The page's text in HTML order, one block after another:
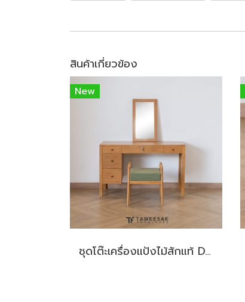
สินค้าเกี่ยวข้อง
New
ชุดโต๊ะเครื่องแป้งไม้สักแท้ DT061